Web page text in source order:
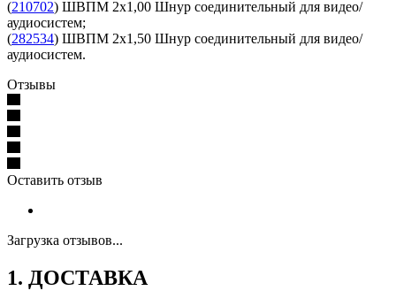
(210702) ШВПМ 2х1,00 Шнур соединительный для видео/
аудиосистем;
(282534) ШВПМ 2х1,50 Шнур соединительный для видео/
аудиосистем.
Отзывы
Оставить отзыв
Загрузка отзывов...
1. ДОСТАВКА